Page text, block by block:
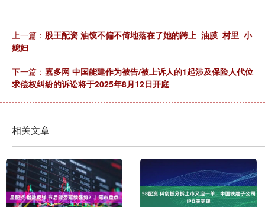
上一篇： 股王配资 油馍不偏不倚地落在了她的跨上_油膜_村里_小
媳妇
下一篇： 嘉多网 中国能建作为被告/被上诉人的1起涉及保险人代位
求偿权纠纷的诉讼将于2025年8月12日开庭
相关文章